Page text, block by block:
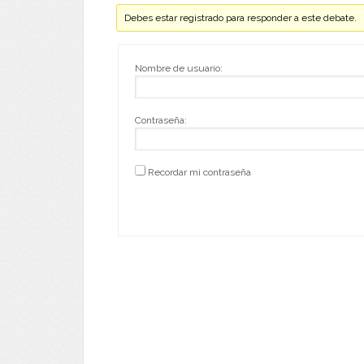
Debes estar registrado para responder a este debate.
Nombre de usuario:
Contraseña:
Recordar mi contraseña